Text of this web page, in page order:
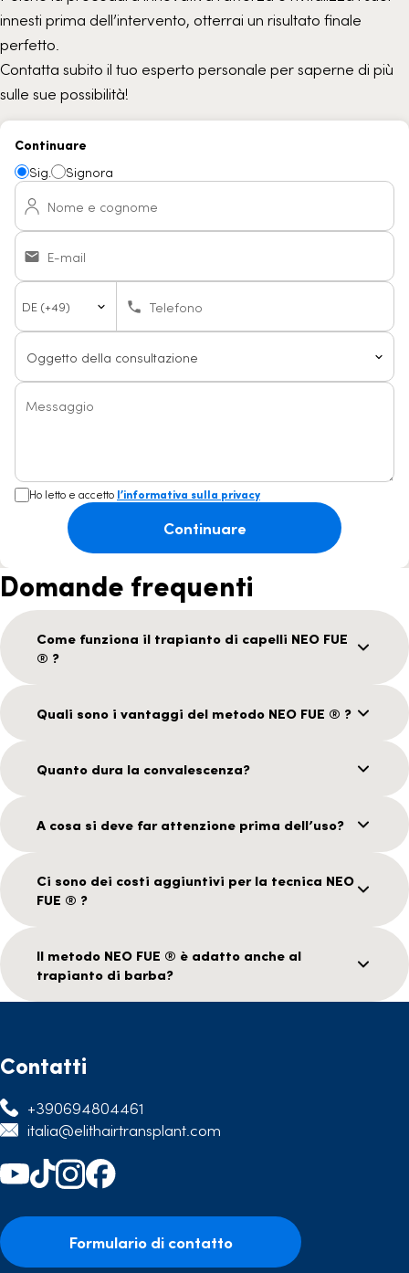
innesti prima dell’intervento, otterrai un risultato finale
perfetto.
Contatta subito il tuo esperto personale per saperne di più
sulle sue possibilità!
Continuare
Sig.
Signora
Nome e cognome
E-mail
Country
code
Telefono
Messaggio
Ho letto e accetto l’informativa sulla privacy
Continuare
Domande frequenti
Come funziona il trapianto di capelli NEO FUE
® ?
Quali sono i vantaggi del metodo NEO FUE ® ?
Quanto dura la convalescenza?
A cosa si deve far attenzione prima dell’uso?
Ci sono dei costi aggiuntivi per la tecnica NEO
FUE ® ?
Il metodo NEO FUE ® è adatto anche al
trapianto di barba?
Contatti
+390694804461
italia@elithairtransplant.com
Formulario di contatto